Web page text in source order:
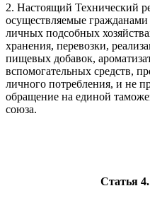
2. Настоящий Технический
осуществляемые
личных подсобных
хранения, перевозки,
пищевых добавок,
вспомогательных средств,
личного потребления, и не
обращение на единой
союза.
Статья